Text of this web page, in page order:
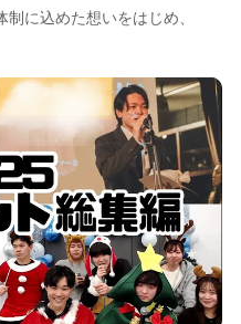
に込めた想いをはじめ、
て語っています。